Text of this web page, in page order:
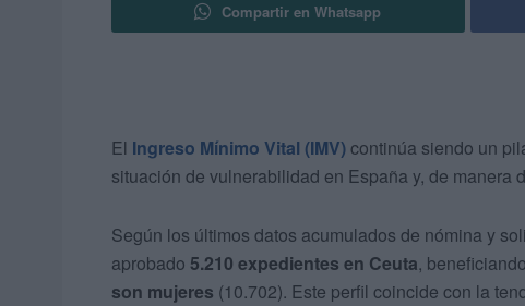
Compartir en Whatsapp
El Ingreso Mínimo Vital (IMV)continúa siendo un
situación de vulnerabilidad en España y, de manera
Según los últimos datos acumulados de nómina y
aprobado 5.210 expedientes en Ceuta,
son mujeres (10.702). Este perfil coincide con la